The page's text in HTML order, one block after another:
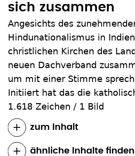
sich zusammen
Angesichts des
Hindunationalismus in
christlichen Kirchen des
neuen Dachverband
um mit einer Stimme
Initiiert hat das die
1.618 Zeichen / 1 Bild
zum Inhalt
ähnliche Inhalte finden